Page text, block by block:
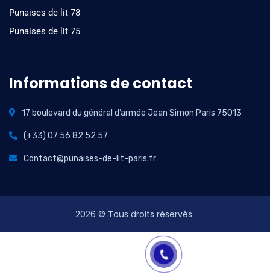
Punaises de lit 78
Punaises de lit 75
Informations de contact
17 boulevard du général d’armée Jean Simon Paris 75013
(+33) 07 56 82 52 57
Contact@punaises-de-lit-paris.fr
2026 © Tous droits réservés